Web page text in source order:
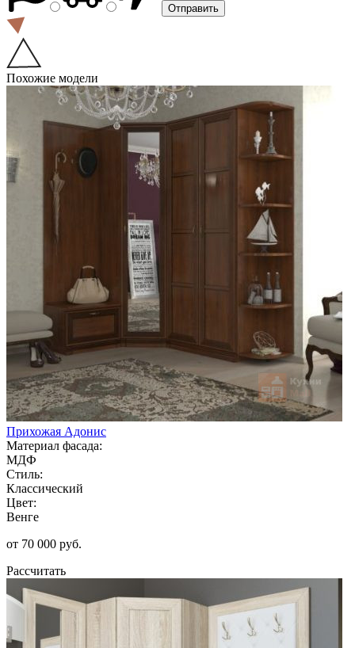
Похожие модели
Прихожая Адонис
Материал фасада:
МДФ
Стиль:
Классический
Цвет:
Венге
от 70 000 руб.
Рассчитать